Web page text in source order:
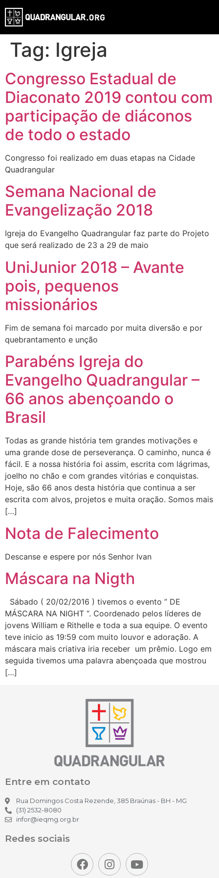
Tag: Igreja
Congresso Estadual de
Diaconato 2019 contou com
participação de diáconos
de todo o estado
Congresso foi realizado em duas etapas na Cidade
Quadrangular
Semana Nacional de
Evangelização 2018
Igreja do Evangelho Quadrangular faz parte do Projeto
que será realizado de 23 a 29 de maio
UniJunior 2018 – Avante
pois, pequenos
missionários
Fim de semana foi marcado por muita diversão e por
quebrantamento e unção
Parabéns Igreja do
Evangelho Quadrangular –
66 anos abençoando o
Brasil
Todas as grande história tem grandes motivações e
uma grande dose de perseverança. O caminho, nunca é
fácil. E a nossa história foi assim, escrita com lágrimas,
joelho no chão e com grandes vitórias e conquistas.
Hoje, são 66 anos desta história que continua a ser
escrita com alvos, projetos e muita oração. Somos mais
[…]
Nota de Falecimento
Descanse e espere por nós Senhor Ivan
Máscara na Nigth
Sábado ( 20/02/2016 ) tivemos o evento ” DE
MÁSCARA NA NIGHT “. Coordenado pelos líderes de
jovens William e Rithelle e toda a sua equipe. O evento
teve inicio as 19:59 com muito louvor e adoração. A
máscara mais criativa iria receber um prêmio. Logo em
seguida tivemos uma palavra abençoada que mostrou
[…]
Entre em contato
Rua Domingos Costa Rezende, 385 Braúnas - BH - MG
(31) 2532-8080
infor@ieqmg.org.br
Redes sociais